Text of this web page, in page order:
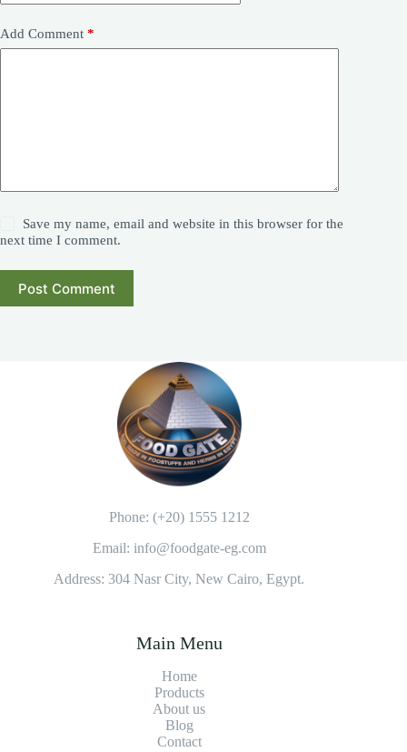
Add Comment *
Save my name, email and website in this browser for the
next time I comment.
Post Comment
Phone: (+20) 1555 1212
Email: info@foodgate-eg.com
Address: 304 Nasr City, New Cairo, Egypt.
Main Menu
Home
Products
About us
Blog
Contact